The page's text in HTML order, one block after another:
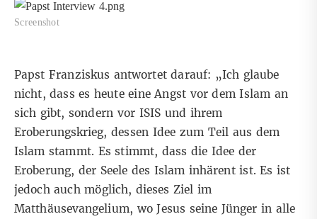
Screenshot
Papst Franziskus antwortet darauf: „Ich glaube
nicht, dass es heute eine Angst vor dem Islam an
sich gibt, sondern vor ISIS und ihrem
Eroberungskrieg, dessen Idee zum Teil aus dem
Islam stammt. Es stimmt, dass die Idee der
Eroberung, der Seele des Islam inhärent ist. Es ist
jedoch auch möglich, dieses Ziel im
Matthäusevangelium, wo Jesus seine Jünger in alle